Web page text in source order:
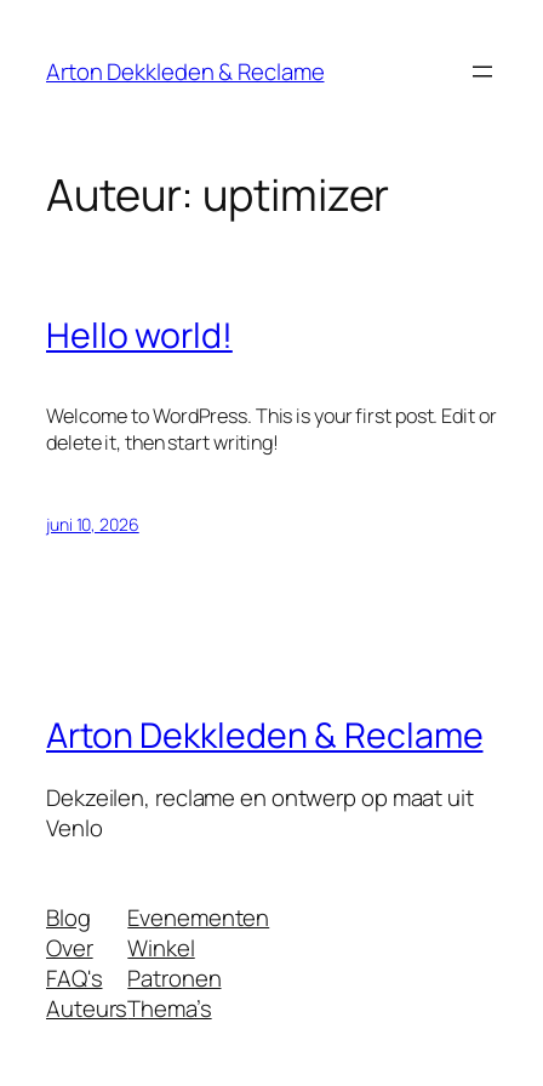
Arton Dekkleden & Reclame
Auteur: uptimizer
Hello world!
Welcome to WordPress. This is your first post. Edit or
delete it, then start writing!
juni 10, 2026
Arton Dekkleden & Reclame
Dekzeilen, reclame en ontwerp op maat uit
Venlo
Blog
Over
FAQ's
Auteurs
Evenementen
Winkel
Patronen
Thema’s